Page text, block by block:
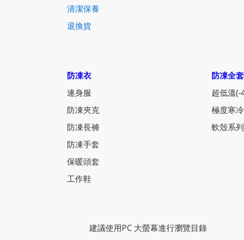
清潔保養
退換貨
防凍衣
連身服
防凍夾克
防凍長褲
防凍手套
保暖頭套
工作鞋
防凍全
超低溫(-
極度寒
軟殼系
建議使用PC 大螢幕進行瀏覽目錄